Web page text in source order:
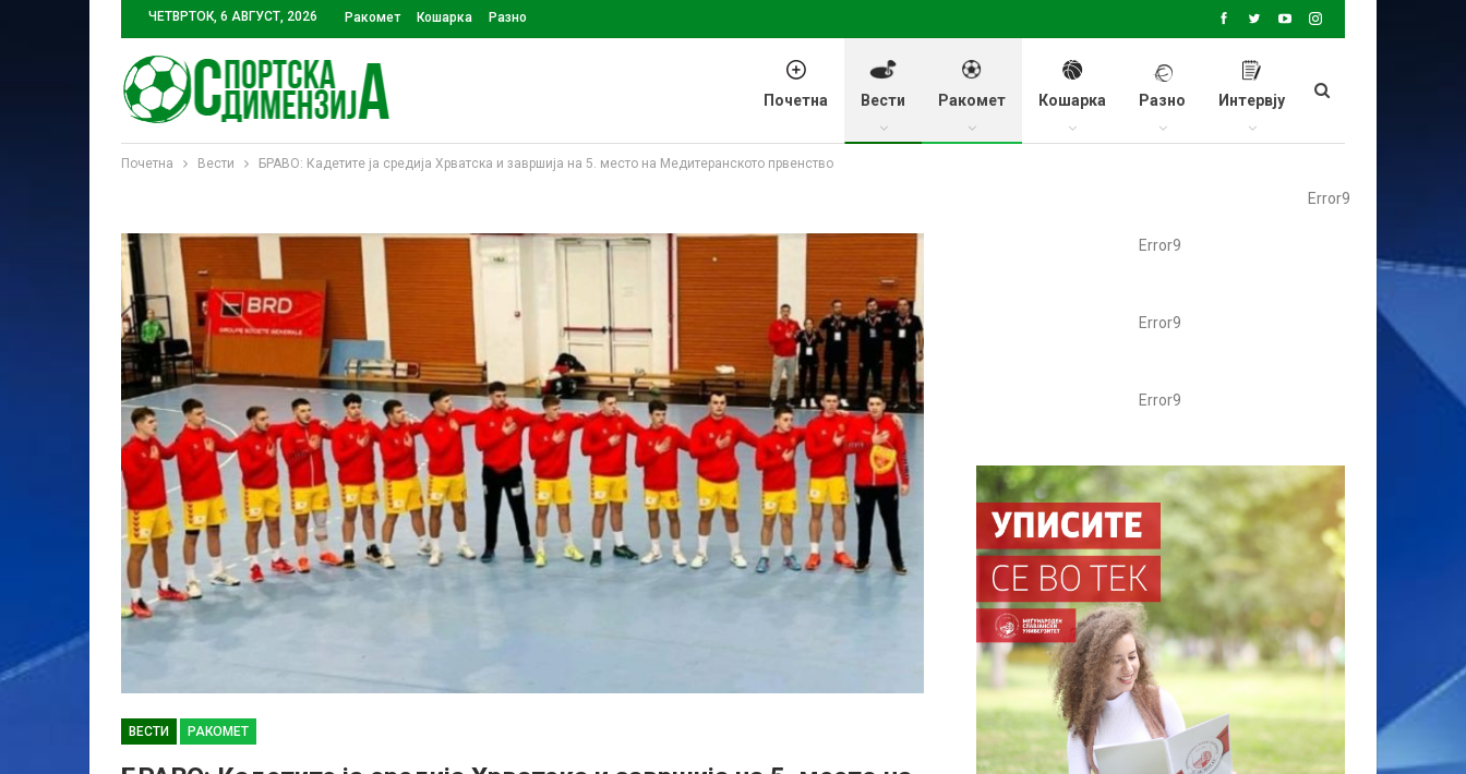
ЧЕТВРТОК, 6 АВГУСТ, 2026 Ракомет Кошарка Разно
Почетна Вести Ракомет Кошарка Разно Интервју
Почетна Вести БРАВО: Кадетите ја средија Хрватска и завршија на 5. место на Медитеранското првенство
Error9
ВЕСТИ РАКОМЕТ
Error9
Error9
Error9